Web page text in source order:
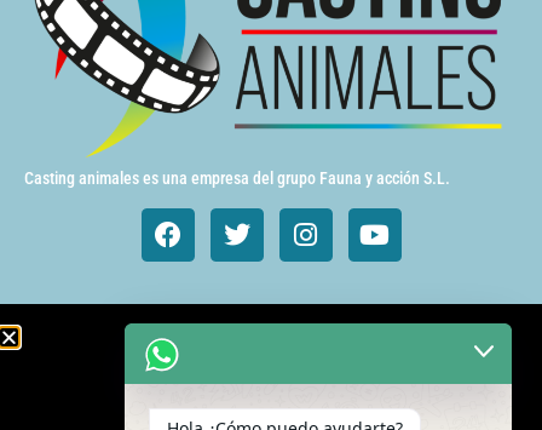
Casting animales es una empresa del grupo Fauna y acción S.L.
Animales de cine y TV